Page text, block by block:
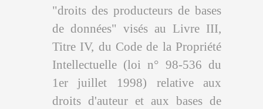
"droits des producteurs de bases
de données" visés au Livre III,
Titre IV, du Code de la Propriété
Intellectuelle (loi n° 98-536 du
1er juillet 1998) relative aux
droits d'auteur et aux bases de